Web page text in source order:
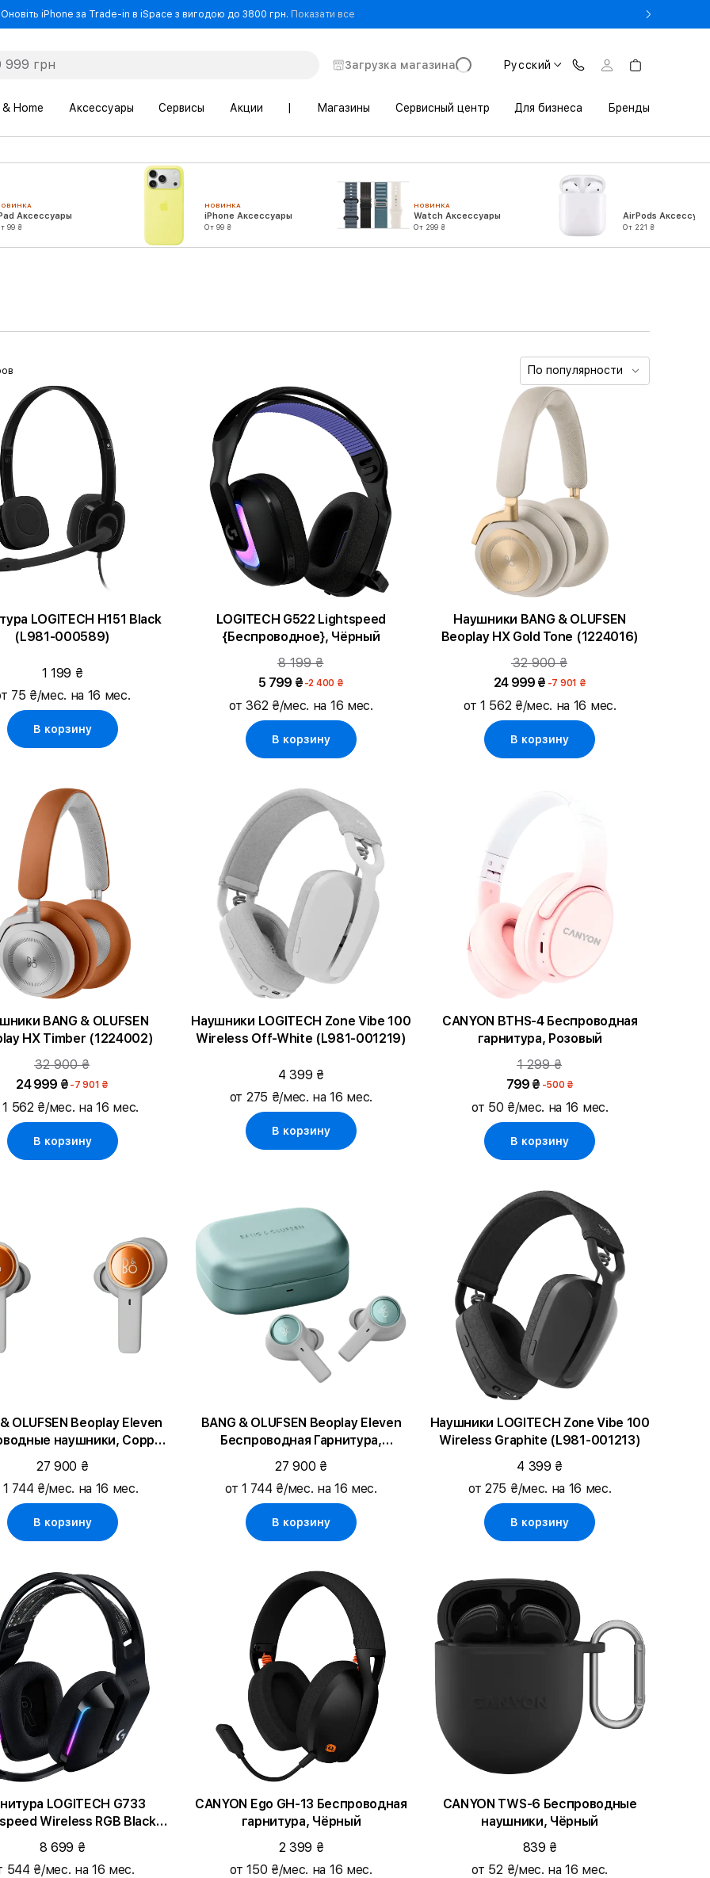
Оновіть iPhone за Trade-in в iSpace з вигодою до 3800 грн. Показати все- Оновіть iPhone за Trade-in в iSpace з вигодою до 3800 грн.
Загрузка магазина Русский
Home Аксессуары Сервисы Акции Магазины Сервисный центр Для бизнеса Бренды
Аксессуары
99 ₴
НОВИНКА
iPhone Аксессуары
От 99 ₴
НОВИНКА
Watch Аксессуары
От 299 ₴
AirPods
От 221 ₴
По популярности
LOGITECH H151 Black
(L981-000589)
1 199 ₴
75 ₴/мес. на 16 мес.
В корзину
LOGITECH G522 Lightspeed
{Беспроводное}, Чёрный
8 199 ₴
5 799 ₴ -2 400 ₴
от 362 ₴/мес. на 16 мес.
В корзину
Наушники BANG & OLUFSEN
Beoplay HX Gold Tone (1224016)
32 900 ₴
24 999 ₴ -7 901 ₴
от 1 562 ₴/мес. на 16 мес.
В корзину
BANG & OLUFSEN
HX Timber (1224002)
32 900 ₴
24 999 ₴ -7 901 ₴
1 562 ₴/мес. на 16 мес.
В корзину
Наушники LOGITECH Zone Vibe 100
Wireless Off-White (L981-001219)
4 399 ₴
от 275 ₴/мес. на 16 мес.
В корзину
CANYON BTHS-4 Беспроводная
гарнитура, Розовый
1 299 ₴
799 ₴ -500 ₴
от 50 ₴/мес. на 16 мес.
В корзину
OLUFSEN Beoplay Eleven
наушники, Copper
Tone
27 900 ₴
1 744 ₴/мес. на 16 мес.
В корзину
BANG & OLUFSEN Beoplay Eleven
Беспроводная Гарнитура,
Eucalyptus Green
27 900 ₴
от 1 744 ₴/мес. на 16 мес.
В корзину
Наушники LOGITECH Zone Vibe 100
Wireless Graphite (L981-001213)
4 399 ₴
от 275 ₴/мес. на 16 мес.
В корзину
LOGITECH G733
Wireless RGB Black
(L981-000864)
8 699 ₴
544 ₴/мес. на 16 мес.
CANYON Ego GH-13 Беспроводная
гарнитура, Чёрный
2 399 ₴
от 150 ₴/мес. на 16 мес.
CANYON TWS-6 Беспроводные
наушники, Чёрный
839 ₴
от 52 ₴/мес. на 16 мес.